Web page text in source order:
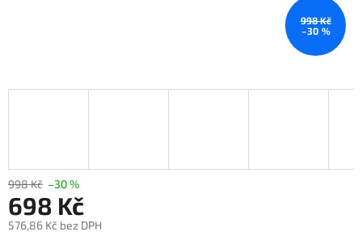
998 Kč
–30 %
998 Kč –30 %
698 Kč
576,86 Kč bez DPH